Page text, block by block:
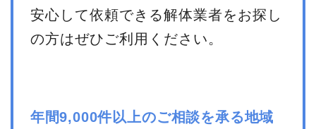
安心して依頼できる解体業者をお探し
の方はぜひご利用ください。
年間9,000件以上のご相談を承る地域